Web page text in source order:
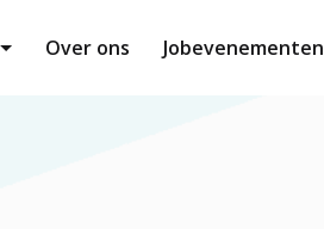
Over ons Jobevenementen